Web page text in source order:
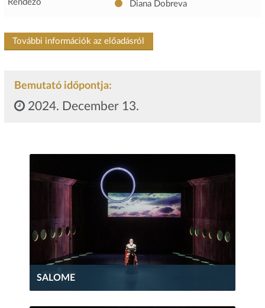
Rendező Diana Dobreva
További információk az előadásról
Bemutató időpontja:
2024. December 13.
SALOME